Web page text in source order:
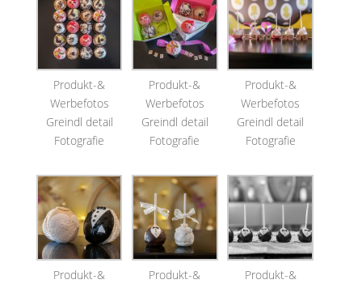
Produkt-&
Werbefotos
Greindl detail
Fotografie
Produkt-&
Werbefotos
Greindl detail
Fotografie
Produkt-&
Werbefotos
Greindl detail
Fotografie
Produkt-&
Produkt-&
Produkt-&